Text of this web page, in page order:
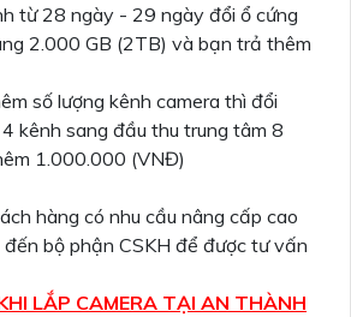
từ 28 ngày - 29 ngày đổi ổ cứng
2.000 GB (2TB) và bạn trả thêm
số lượng kênh camera thì đổi
kênh sang đầu thu trung tâm 8
1.000.000 (VNĐ)
hàng có nhu cầu nâng cấp cao
bộ phận CSKH để được tư vấn
LẮP CAMERA TẠI AN THÀNH